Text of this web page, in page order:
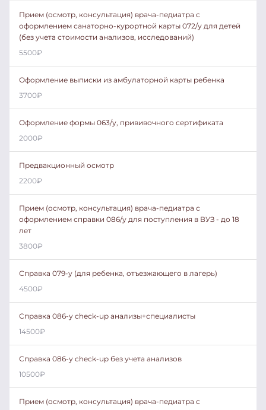
Прием (осмотр, консультация) врача-педиатра с
оформлением санаторно-курортной карты 072/у для детей
(без учета стоимости анализов, исследований)
5500₽
Оформление выписки из амбулаторной карты ребенка
3700₽
Оформление формы 063/у, прививочного сертификата
2000₽
Предвакционный осмотр
2200₽
Прием (осмотр, консультация) врача-педиатра с
оформлением справки 086/у для поступления в ВУЗ - до 18
лет
3800₽
Справка 079-у (для ребенка, отъезжающего в лагерь)
4500₽
Справка 086-у check-up анализы+специалисты
14500₽
Справка 086-у check-up без учета анализов
10500₽
Прием (осмотр, консультация) врача-педиатра с